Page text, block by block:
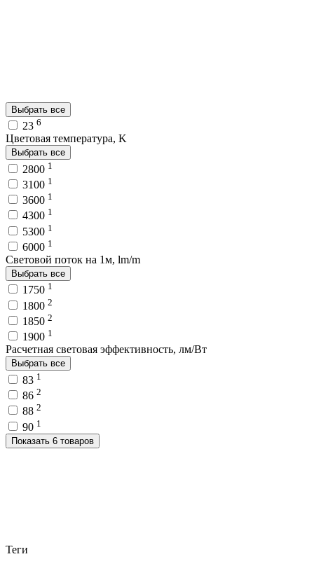
Выбрать все
23 6
Цветовая температура, K
Выбрать все
2800 1
3100 1
3600 1
4300 1
5300 1
6000 1
Световой поток на 1м, lm/m
Выбрать все
1750 1
1800 2
1850 2
1900 1
Расчетная световая эффективность, лм/Вт
Выбрать все
83 1
86 2
88 2
90 1
Показать 6 товаров
Теги